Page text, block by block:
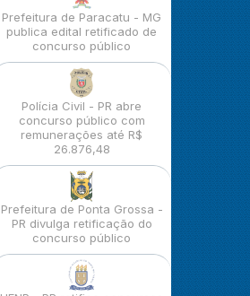
Prefeitura de Paracatu - MG
publica edital retificado de
concurso público
Polícia Civil - PR abre
concurso público com
remunerações até R$
26.876,48
Prefeitura de Ponta Grossa -
PR divulga retificação do
concurso público